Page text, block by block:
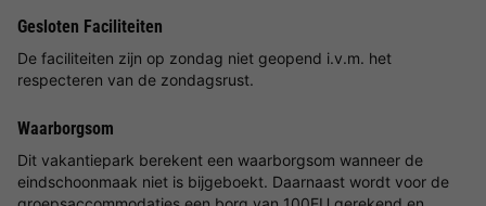
Gesloten Faciliteiten
De faciliteiten zijn op zondag niet geopend i.v.m. het
respecteren van de zondagsrust.
Waarborgsom
Dit vakantiepark berekent een waarborgsom wanneer de
eindschoonmaak niet is bijgeboekt. Daarnaast wordt voor de